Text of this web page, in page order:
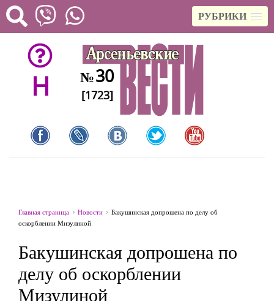
РУБРИКИ
H №30
[1723]
Главная страница Новости
Бакушинская допрошена по делу об
оскорблении Мизулиной
Бакушинская допрошена по
делу об оскорблении
Мизулиной